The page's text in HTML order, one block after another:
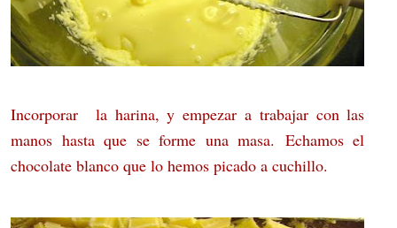
Incorporar
la harina, y empezar a trabajar con las
manos hasta que se forme una masa. Echamos el
chocolate blanco que lo hemos picado a cuchillo.